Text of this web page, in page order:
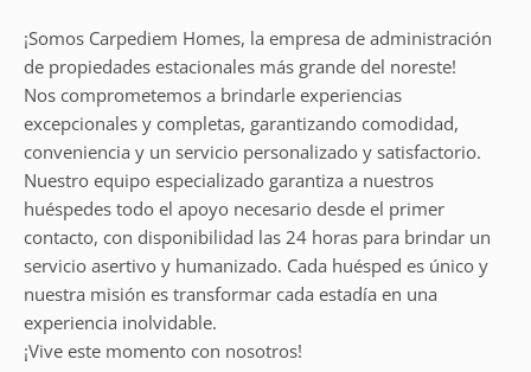
¡Somos Carpediem Homes, la empresa de administración
de propiedades estacionales más grande del noreste!
Nos comprometemos a brindarle experiencias
excepcionales y completas, garantizando comodidad,
conveniencia y un servicio personalizado y satisfactorio.
Nuestro equipo especializado garantiza a nuestros
huéspedes todo el apoyo necesario desde el primer
contacto, con disponibilidad las 24 horas para brindar un
servicio asertivo y humanizado. Cada huésped es único y
nuestra misión es transformar cada estadía en una
experiencia inolvidable.
¡Vive este momento con nosotros!